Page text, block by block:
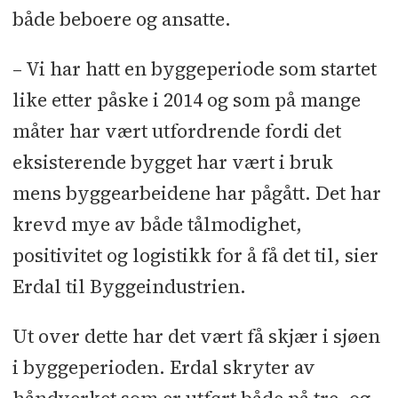
– teknisk entreprenørsamarbeid
(Elektro: Eid Elektro l Elektro:
Øvreberg Installasjon l Rørlegger:
Skår VVS l Ventilasjon: GK
Inneklima)
Underentreprenører og
leverandører: Baderomsinnredning:
Bano l Brannisolering: Flo
Brannsikring l Byggevarer: XL Bygg
Sølvberg l Båndtekking: Langvas l
Folde- og lettvegger: Laminathuset
både beboere og ansatte.
– Vi har hatt en byggeperiode som startet
like etter påske i 2014 og som på mange
måter har vært utfordrende fordi det
eksisterende bygget har vært i bruk
mens byggearbeidene har pågått. Det har
krevd mye av både tålmodighet,
positivitet og logistikk for å få det til, sier
Erdal til Byggeindustrien.
Ut over dette har det vært få skjær i sjøen
i byggeperioden. Erdal skryter av